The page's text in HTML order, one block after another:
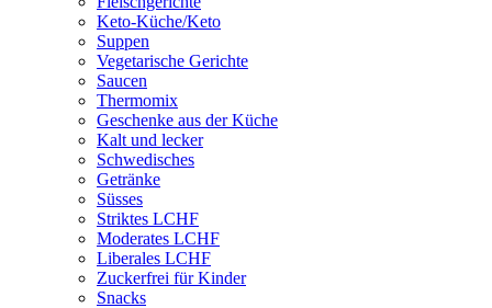
Keto-Küche/Keto
Suppen
Vegetarische Gerichte
Saucen
Thermomix
Geschenke aus der Küche
Kalt und lecker
Schwedisches
Getränke
Süsses
Striktes LCHF
Moderates LCHF
Liberales LCHF
Zuckerfrei für Kinder
Snacks